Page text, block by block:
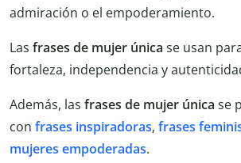
admiración o el empoderamiento.
Las frases de mujer única se usan
fortaleza, independencia y
Además, las frases de mujer única se
con frases inspiradoras, frases
mujeres empoderadas.